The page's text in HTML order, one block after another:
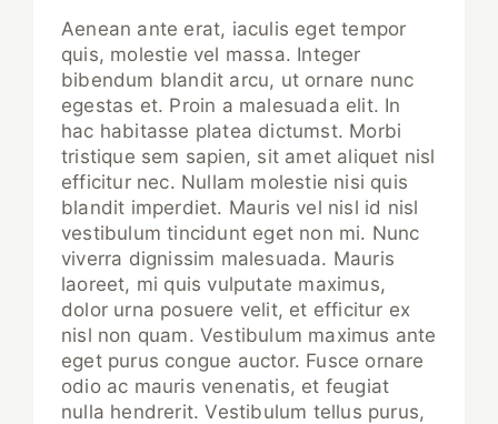
Aenean ante erat, iaculis eget tempor
quis, molestie vel massa. Integer
bibendum blandit arcu, ut ornare nunc
egestas et. Proin a malesuada elit. In
hac habitasse platea dictumst. Morbi
tristique sem sapien, sit amet aliquet nisl
efficitur nec. Nullam molestie nisi quis
blandit imperdiet. Mauris vel nisl id nisl
vestibulum tincidunt eget non mi. Nunc
viverra dignissim malesuada. Mauris
laoreet, mi quis vulputate maximus,
dolor urna posuere velit, et efficitur ex
nisl non quam. Vestibulum maximus ante
eget purus congue auctor. Fusce ornare
odio ac mauris venenatis, et feugiat
nulla hendrerit. Vestibulum tellus purus,